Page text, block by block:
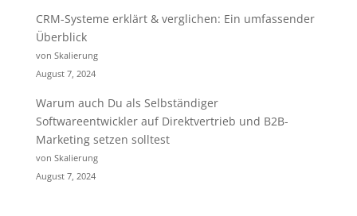
CRM-Systeme erklärt & verglichen: Ein umfassender
Überblick
von Skalierung
August 7, 2024
Warum auch Du als Selbständiger
Softwareentwickler auf Direktvertrieb und B2B-
Marketing setzen solltest
von Skalierung
August 7, 2024